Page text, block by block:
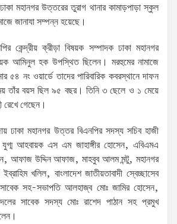
মহানগর উত্তরের তুরাগ থানার কামাড়পাড়া স্কুল
জানাযা সম্পন্ন হয়েছে।
কেন্দ্রীয় ক্রীড়া বিষয়ক সম্পাদক ঢাকা মহানগর
আমিনুল হক উপস্থিত ছিলেন। মরহুমের নামাজে
৫৪ নং ওয়ার্ডে তাদের পারিবারিক কবরস্থানে দাফন
তাঁর বয়স ছিল ৯৫ বছর। তিনি ৩ ছেলে ও ১ মেয়ে
গেছেন।
ঢাকা মহানগর উত্তর বিএনপির সদস্য সচিব হাজী
আহবায়ক এস এম জাহাঙ্গীর হোসেন, এবিএমএ
আফাজ উদ্দিন আফাজ, মাহবুব আলম মন্টু, মহানগর
খলিল, বাংলাদেশ জাতীয়তাবাদী স্বেচ্ছাসেব
সাবেক সহ-সভাপতি আলহাজ্ব মোঃ জামির হোসেন,
সাবেক সদস্য মোঃ রাশেদ পাঠান সহ প্রমুখ